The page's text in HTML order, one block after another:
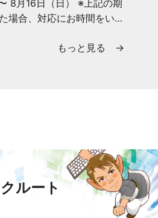
8月16日（日） ※上記の期
場合、対応にお時間をいた
もっと見る →
ルート